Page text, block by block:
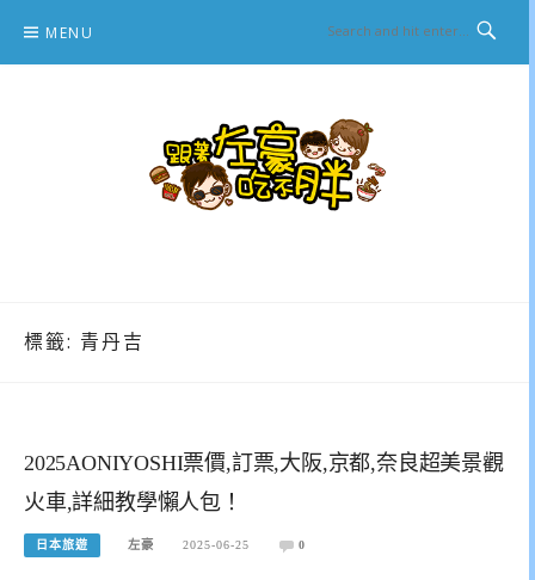
content
MENU
標籤: 青丹吉
2025AONIYOSHI票價,訂票,大阪,京都,奈良超美景觀
火車,詳細教學懶人包！
日本旅遊 左豪 2025-06-25 0